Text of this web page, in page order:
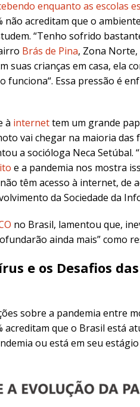
enquanto as escolas
não acreditam que o
“Tenho sofrido
Brás de Pina, Zona
suas crianças em casa, ela
funciona“. Essa pressão é
à internettem um grande
vai chegar na maioria das
a socióloga Neca Setúbal. “
e a pandemia nos mostra
não têm acesso à internet, de
da Sociedade da
no Brasil, lamentou que,
ainda mais” como
e os Desafios
sobre a pandemia entre
acreditam que o Brasil está
ou está em seu